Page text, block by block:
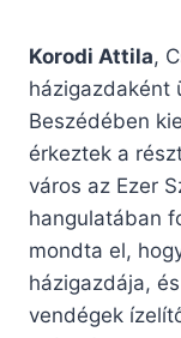
Korodi Attila,
házigazdaként
Beszédében
érkeztek a
város az Ezer
hangulatában
mondta el,
házigazdája,
vendégek